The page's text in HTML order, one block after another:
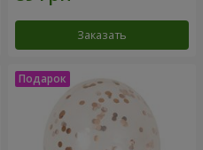
Заказать